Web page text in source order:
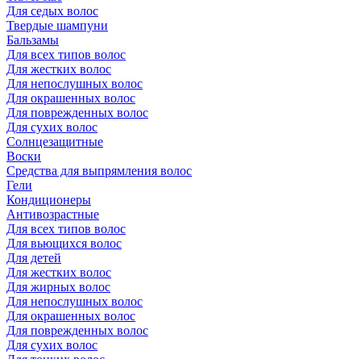
Для седых волос
Твердые шампуни
Бальзамы
Для всех типов волос
Для жестких волос
Для непослушных волос
Для окрашенных волос
Для поврежденных волос
Для сухих волос
Солнцезащитные
Воски
Средства для выпрямления волос
Гели
Кондиционеры
Антивозрастные
Для всех типов волос
Для вьющихся волос
Для детей
Для жестких волос
Для жирных волос
Для непослушных волос
Для окрашенных волос
Для поврежденных волос
Для сухих волос